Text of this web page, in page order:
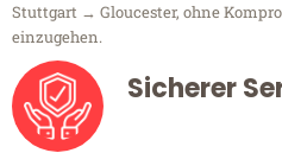
Stuttgart → Gloucester, ohne
einzugehen.
Sicherer